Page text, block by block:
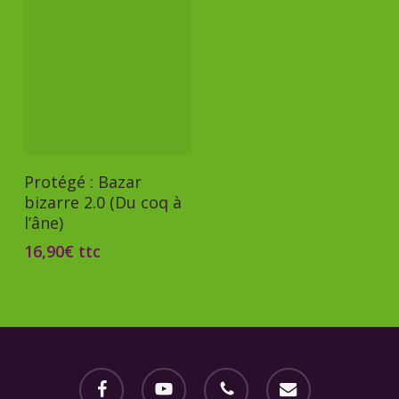
Ajouter Au Panier
Protégé : Bazar
bizarre 2.0 (Du coq à
l’âne)
16,90€ ttc
facebook youtube phone email